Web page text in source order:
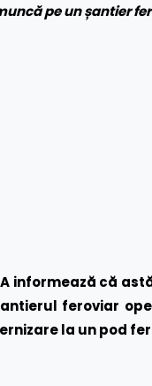
pe un șantier
informează că
feroviar
la un pod